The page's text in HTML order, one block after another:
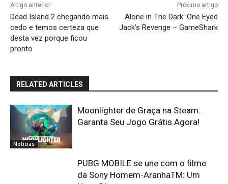
Artigo anterior
Dead Island 2 chegando mais
cedo e temos certeza que
desta vez porque ficou
pronto
Próximo artigo
Alone in The Dark: One Eyed
Jack’s Revenge – GameShark
RELATED ARTICLES
Notícias
Moonlighter de Graça na Steam:
Garanta Seu Jogo Grátis Agora!
PUBG MOBILE se une com o filme
da Sony Homem-AranhaTM: Um